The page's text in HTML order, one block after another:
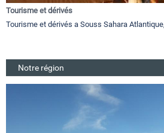
Tourisme et dérivés
Tourisme et dérivés a Souss Sahara
Notre région